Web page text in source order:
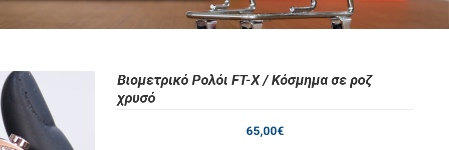
Με
Instagram
YouTube
Βιομετρικό Ρολόι FT-X / Κόσμημα σε ροζ
χρυσό
65,00€